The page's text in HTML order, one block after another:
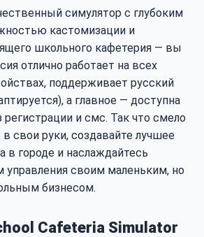
симулятор с глубоким
кастомизации и
школьного кафетерия — вы
отлично работает на всех
поддерживает русский
а главное — доступна
регистрации и смс. Так что смело
свои руки, создавайте лучшее
в городе и наслаждайтесь
своим маленьким, но
бизнесом.
Cafeteria Simulator